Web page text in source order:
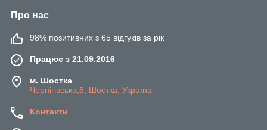
Про нас
98% позитивних з 65 відгуків за рік
Працює з 21.09.2016
м. Шостка
Чернігівська,8, Шостка, Україна
Контакти